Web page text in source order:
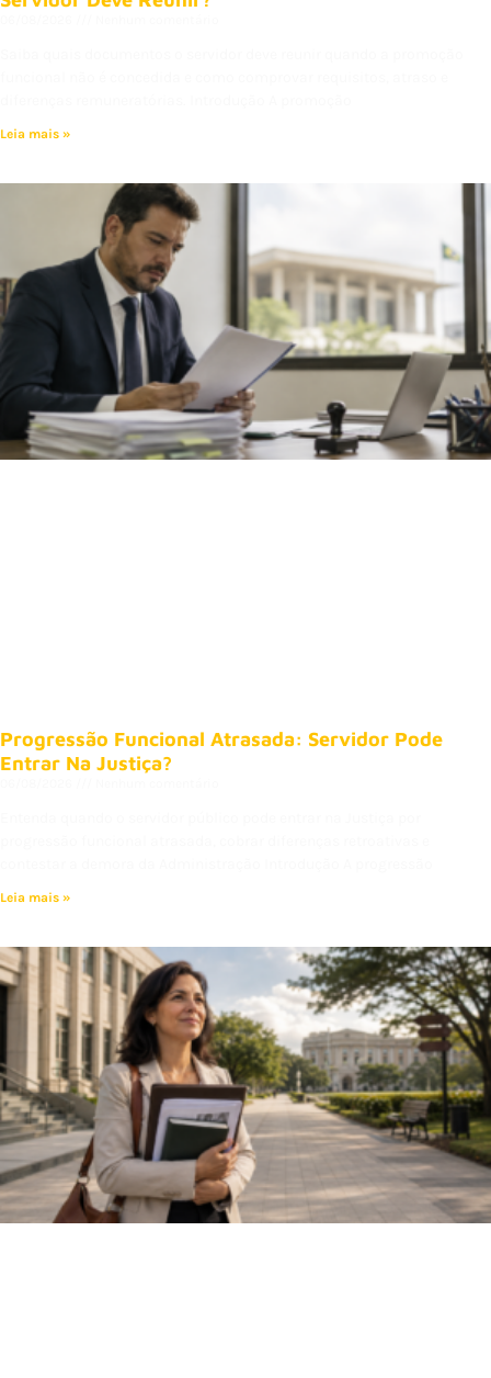
Leia mais »
Progressão Funcional Atrasada: Servidor Pode
Entrar Na Justiça?
Leia mais »